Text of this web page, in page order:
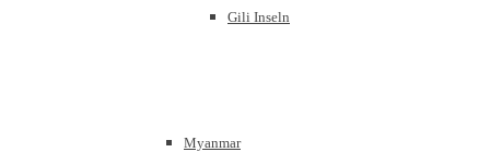
Gili Inseln
Myanmar